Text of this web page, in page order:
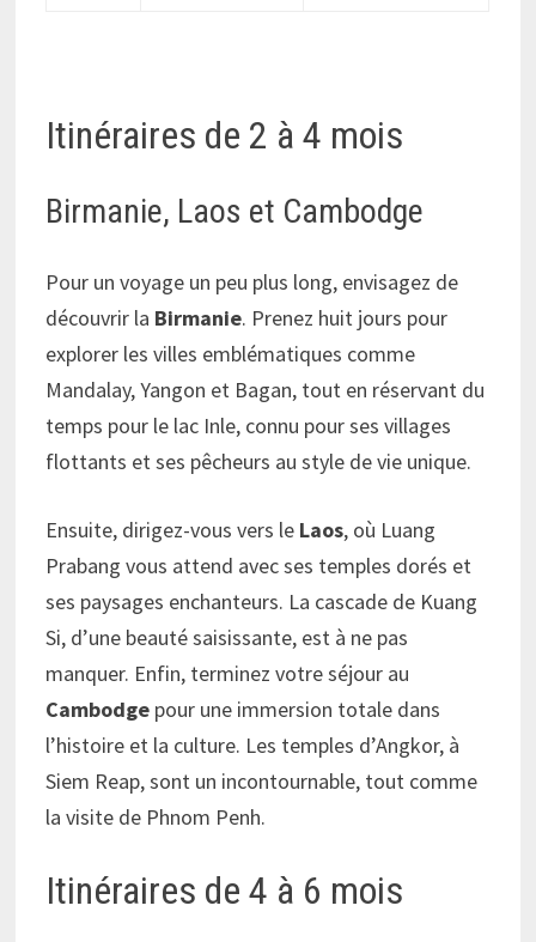
Itinéraires de 2 à 4 mois
Birmanie, Laos et Cambodge
Pour un voyage un peu plus long, envisagez de
découvrir la Birmanie. Prenez huit jours pour
explorer les villes emblématiques comme
Mandalay, Yangon et Bagan, tout en réservant du
temps pour le lac Inle, connu pour ses villages
flottants et ses pêcheurs au style de vie unique.
Ensuite, dirigez-vous vers le Laos, où Luang
Prabang vous attend avec ses temples dorés et
ses paysages enchanteurs. La cascade de Kuang
Si, d’une beauté saisissante, est à ne pas
manquer. Enfin, terminez votre séjour au
Cambodge pour une immersion totale dans
l’histoire et la culture. Les temples d’Angkor, à
Siem Reap, sont un incontournable, tout comme
la visite de Phnom Penh.
Itinéraires de 4 à 6 mois